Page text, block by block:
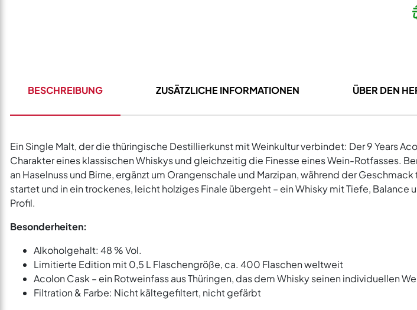
BESCHREIBUNG ZUSÄTZLICHE INFORMATIONEN ÜBER DEN
Ein Single Malt, der die thüringische Destillierkunst mit Weinkultur verbindet: Der 9 Years
Charakter eines klassischen Whiskys und gleichzeitig die Finesse eines Wein-Rotfasses.
an Haselnuss und Birne, ergänzt um Orangenschale und Marzipan, während der
startet und in ein trockenes, leicht holziges Finale übergeht – ein Whisky mit Tiefe, Balance
Profil.
Besonderheiten:
Alkoholgehalt: 48 % Vol.
Limitierte Edition mit 0,5 L Flaschengröße, ca. 400 Flaschen weltweit
Acolon Cask – ein Rotweinfass aus Thüringen, das dem Whisky seinen individuellen
Filtration & Farbe: Nicht kältegefiltert, nicht gefärbt